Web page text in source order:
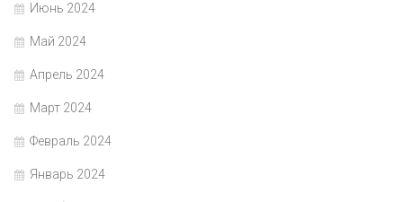
Июнь 2024
Май 2024
Апрель 2024
Март 2024
Февраль 2024
Январь 2024